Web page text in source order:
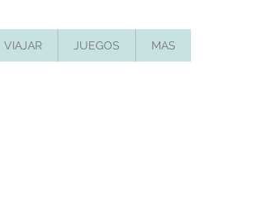
VIAJAR JUEGOS MAS